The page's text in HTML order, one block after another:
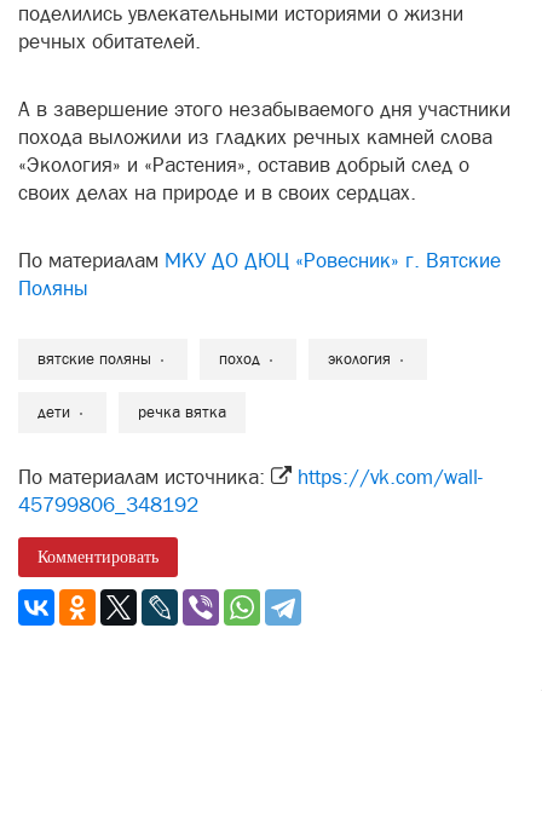
поделились увлекательными историями о жизни
речных обитателей.
А в завершение этого незабываемого дня участники
похода выложили из гладких речных камней слова
«Экология» и «Растения», оставив добрый след о
своих делах на природе и в своих сердцах.
По материалам МКУ ДО ДЮЦ «Ровесник» г. Вятские
Поляны
вятские поляны поход экология
дети речка вятка
По материалам источника:
https://vk.com/wall-
45799806_348192
Комментировать